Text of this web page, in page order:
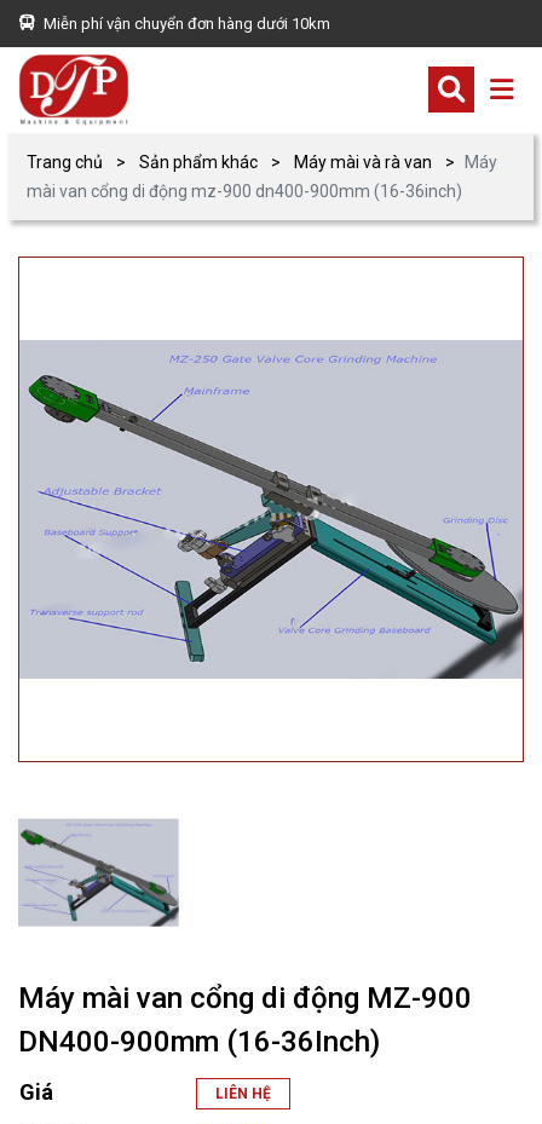
Miễn phí vận chuyển đơn hàng dưới 10km
Trang chủ Sản phẩm khác Máy mài và rà van
Máy
mài van cổng di động mz-900 dn400-900mm (16-36inch)
Máy mài van cổng di động MZ-900
DN400-900mm (16-36Inch)
Giá LIÊN HỆ